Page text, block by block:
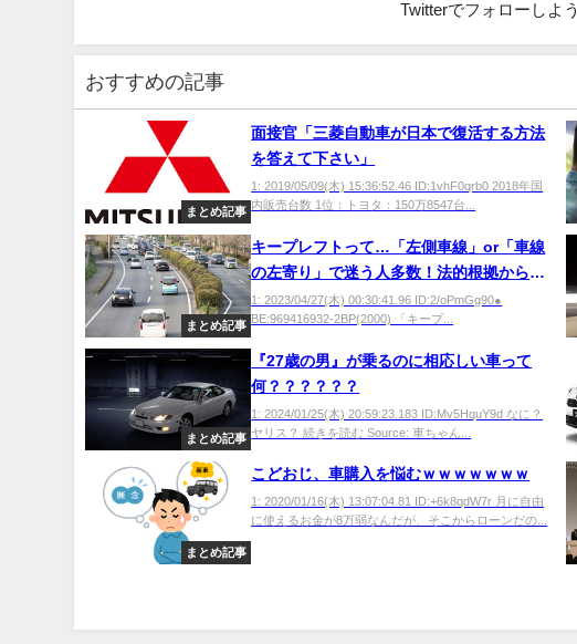
Twitterでフォローしよう
おすすめの記事
まとめ記事
面接官「三菱自動車が日本で復活する方法
を答えて下さい」
1: 2019/05/09(木) 15:36:52.46 ID:1vhF0qrb0 2018年国
内販売台数 1位：トヨタ：150万8547台...
まとめ記事
キープレフトって…「左側車線」or「車線
の左寄り」で迷う人多数！法的根拠から決
着を付けてみた
1: 2023/04/27(木) 00:30:41.96 ID:2/oPmGg90●
BE:969416932-2BP(2000) 「キープ...
まとめ記事
『27歳の男』が乗るのに相応しい車って
何？？？？？？
1: 2024/01/25(木) 20:59:23.183 ID:Mv5HquY9d なに？
ヤリス？ 続きを読む Source: 車ちゃん...
まとめ記事
こどおじ、車購入を悩むｗｗｗｗｗｗｗ
1: 2020/01/16(木) 13:07:04.81 ID:+6k8qdW7r 月に自由
に使えるお金が8万弱なんだが、そこからローンだの...